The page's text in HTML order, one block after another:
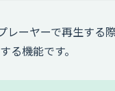
レーヤーで再生する
る機能です。